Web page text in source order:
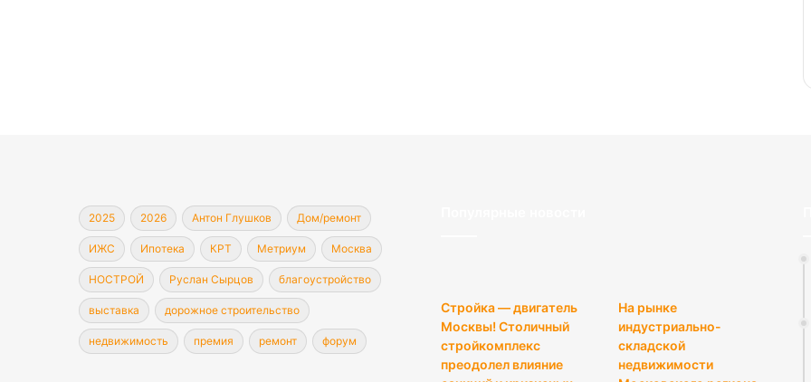
2025 2026 Антон Глушков Дом/ремонт
ИЖС Ипотека КРТ Метриум Москва
НОСТРОЙ Руслан Сырцов благоустройство
выставка дорожное строительство
недвижимость премия ремонт форум
Стройка — двигатель
Москвы! Столичный
стройкомплекс
преодолел влияние
На рынке
индустриально-
складской
недвижимости